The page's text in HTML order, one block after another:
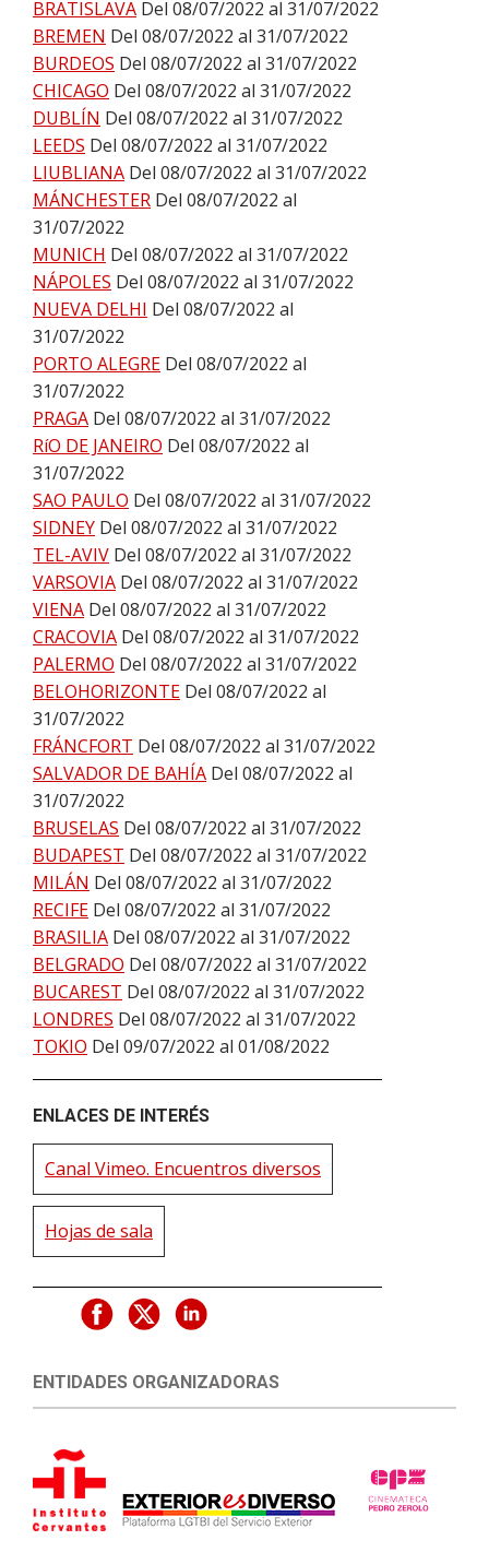
BRATISLAVA Del 08/07/2022 al 31/07/2022
BREMEN Del 08/07/2022 al 31/07/2022
BURDEOS Del 08/07/2022 al 31/07/2022
CHICAGO Del 08/07/2022 al 31/07/2022
DUBLÍN Del 08/07/2022 al 31/07/2022
LEEDS Del 08/07/2022 al 31/07/2022
LIUBLIANA Del 08/07/2022 al 31/07/2022
MÁNCHESTER Del 08/07/2022 al
31/07/2022
MUNICH Del 08/07/2022 al 31/07/2022
NÁPOLES Del 08/07/2022 al 31/07/2022
NUEVA DELHI Del 08/07/2022 al
31/07/2022
PORTO ALEGRE Del 08/07/2022 al
31/07/2022
PRAGA Del 08/07/2022 al 31/07/2022
RíO DE JANEIRO Del 08/07/2022 al
31/07/2022
SAO PAULO Del 08/07/2022 al 31/07/2022
SIDNEY Del 08/07/2022 al 31/07/2022
TEL-AVIV Del 08/07/2022 al 31/07/2022
VARSOVIA Del 08/07/2022 al 31/07/2022
VIENA Del 08/07/2022 al 31/07/2022
CRACOVIA Del 08/07/2022 al 31/07/2022
PALERMO Del 08/07/2022 al 31/07/2022
BELOHORIZONTE Del 08/07/2022 al
31/07/2022
FRÁNCFORT Del 08/07/2022 al 31/07/2022
SALVADOR DE BAHÍA Del 08/07/2022 al
31/07/2022
BRUSELAS Del 08/07/2022 al 31/07/2022
BUDAPEST Del 08/07/2022 al 31/07/2022
MILÁN Del 08/07/2022 al 31/07/2022
RECIFE Del 08/07/2022 al 31/07/2022
BRASILIA Del 08/07/2022 al 31/07/2022
BELGRADO Del 08/07/2022 al 31/07/2022
BUCAREST Del 08/07/2022 al 31/07/2022
LONDRES Del 08/07/2022 al 31/07/2022
TOKIO Del 09/07/2022 al 01/08/2022
ENLACES DE INTERÉS
Canal Vimeo. Encuentros diversos
Hojas de sala
ENTIDADES ORGANIZADORAS